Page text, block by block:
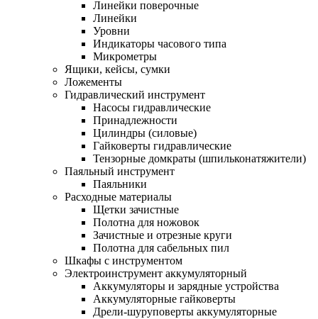
Линейки поверочные
Линейки
Уровни
Индикаторы часового типа
Микрометры
Ящики, кейсы, сумки
Ложементы
Гидравлический инструмент
Насосы гидравлические
Принадлежности
Цилиндры (силовые)
Гайковерты гидравлические
Тензорные домкраты (шпильконатяжители)
Паяльный инструмент
Паяльники
Расходные материалы
Щетки зачистные
Полотна для ножовок
Зачистные и отрезные круги
Полотна для сабельных пил
Шкафы с инструментом
Электроинструмент аккумуляторный
Аккумуляторы и зарядные устройства
Аккумуляторные гайковерты
Дрели-шуруповерты аккумуляторные